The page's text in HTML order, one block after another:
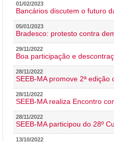
01/02/2023
Bancários discutem o futuro
05/01/2023
Bradesco: protesto contra
29/11/2022
Boa participação e
28/11/2022
SEEB-MA promove 2ª
28/11/2022
SEEB-MA realiza Encontro
28/11/2022
SEEB-MA participou do 28º
13/10/2022